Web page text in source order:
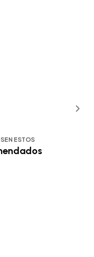
ESTOS